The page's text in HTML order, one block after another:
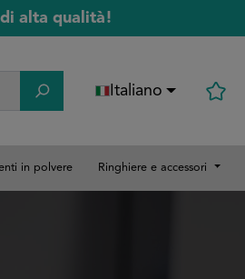
alta qualità!
Italiano
in polvere Ringhiere e accessori